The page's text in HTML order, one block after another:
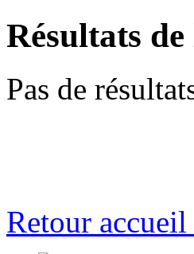
Résultats
Pas de
Retour accueil